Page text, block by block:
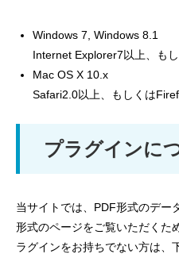
Windows 7, Windows 8.1
Internet Explorer7以上、も
Mac OS X 10.x
Safari2.0以上、もしくは
プラグインに
当サイトでは、PDF形式のデー
形式のページをご覧いただくた
ラグインをお持ちでない方は、